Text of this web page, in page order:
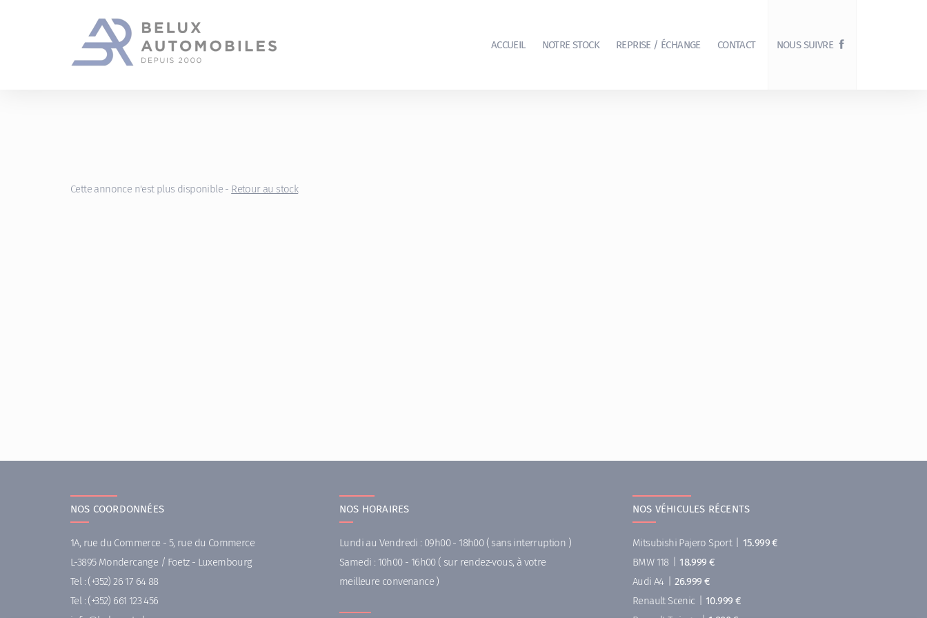
ACCUEIL NOTRE STOCK REPRISE / ÉCHANGE CONTACT NOUS SUIVRE
Cette annonce n'est plus disponible - Retour au stock
NOS COORDONNÉES
1A, rue du Commerce - 5, rue du Commerce
L-3895 Mondercange / Foetz - Luxembourg
Tel : (+352) 26 17 64 88
Tel : (+352) 661 123 456
NOS HORAIRES
Lundi au Vendredi : 09h00 - 18h00 ( sans interruption )
Samedi : 10h00 - 16h00 ( sur rendez-vous, à votre
meilleure convenance )
NOS VÉHICULES RÉCENTS
Mitsubishi Pajero Sport
15.999 €
BMW 118
18.999 €
Audi A4
26.999 €
Renault Scenic
10.999 €